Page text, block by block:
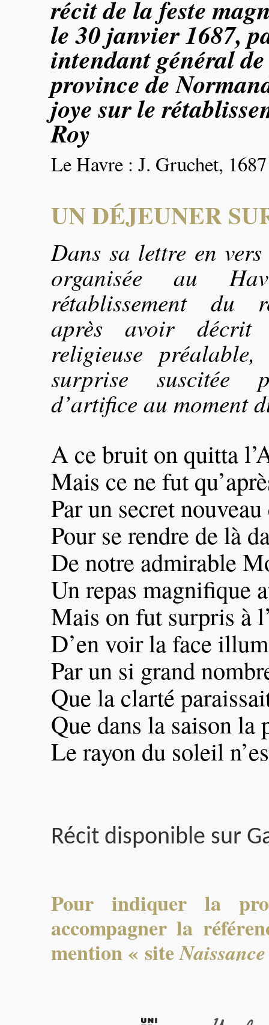
récit de la feste
le 30 janvier 1687,
intendant général
province de
joye sur le
Roy
Le Havre : J. Gruchet, 1687
UN DÉJEUNER
Dans sa lettre en
organisée au
rétablissement du
après avoir décrit
religieuse
surprise
d’artifice au moment
A ce bruit on quitta
Mais ce ne fut
Par un secret
Pour se rendre de là
De notre admirable
Un repas magnifique
Mais on fut surpris à
D’en voir la face
Par un si grand
Que la clarté
Que dans la saison la
Le rayon du soleil
Récit disponible sur
Pour indiquer la
accompagner la
mention « site